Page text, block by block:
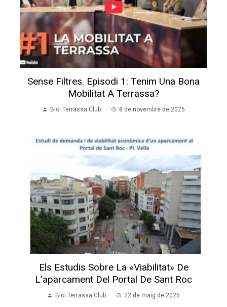
Sense Filtres. Episodi 1: Tenim Una Bona
Mobilitat A Terrassa?
Bici Terrassa Club 8 de novembre de 2025
Els Estudis Sobre La «viabilitat» De
L’aparcament Del Portal De Sant Roc
Bici Terrassa Club 22 de maig de 2025